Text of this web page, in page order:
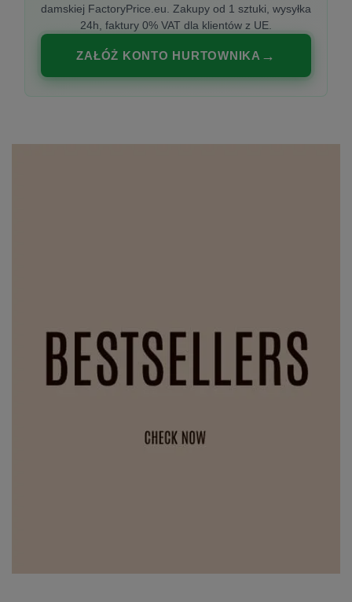
damskiej FactoryPrice.eu. Zakupy od 1 sztuki, wysyłka
24h, faktury 0% VAT dla klientów z UE.
ZAŁÓŻ KONTO HURTOWNIKA